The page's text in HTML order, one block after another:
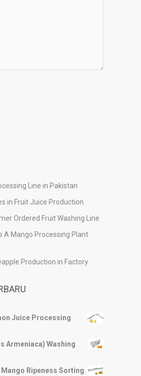
Line in Pakistan
in Fruit Juice Production
Ordered Fruit Washing Line
A Mango Processing Plant
Production in Factory
Juice Processing
Armeniaca) Washing
Ripeness Sorting